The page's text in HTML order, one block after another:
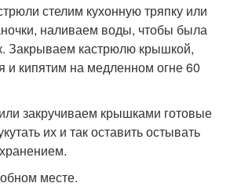
стелим кухонную тряпку или
наливаем воды, чтобы была
Закрываем кастрюлю крышкой,
и кипятим на медленном огне 60
закручиваем крышками готовые
их и так оставить остывать
месте.